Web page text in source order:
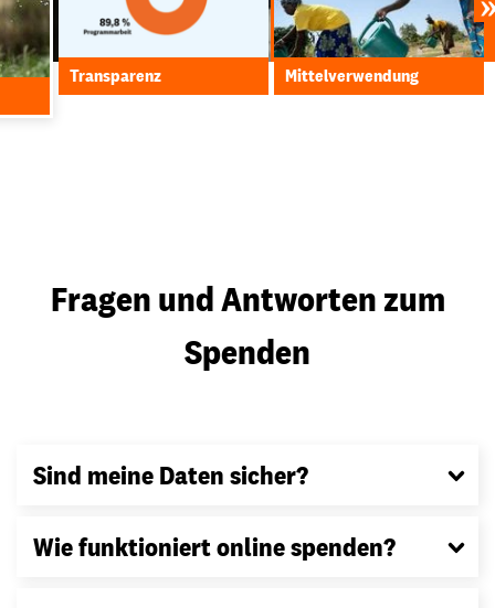
Transparenz Mittelverwendung
Fragen und Antworten zum
Spenden
Sind meine Daten sicher?
Wie funktioniert online spenden?